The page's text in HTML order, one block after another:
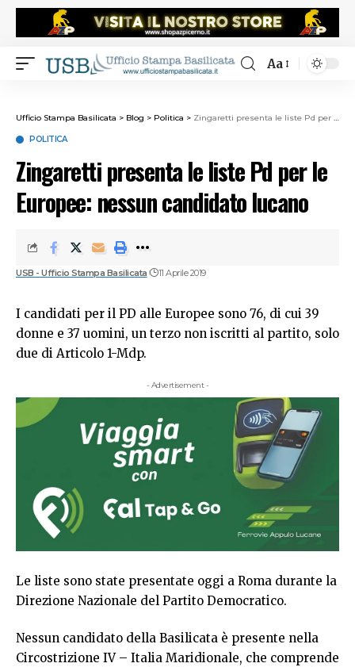
Aa
Ufficio Stampa Basilicata > Blog > Politica > Zingaretti presenta le liste Pd per le Europee: nessun candidato lucano
POLITICA
Zingaretti presenta le liste Pd per le
Europee: nessun candidato lucano
USB - Ufficio Stampa Basilicata 11 Aprile 2019
I candidati per il PD alle Europee sono 76, di cui 39
donne e 37 uomini, un terzo non iscritti al partito, solo
due di Articolo 1-Mdp.
- Advertisement -
Le liste sono state presentate oggi a Roma durante la
Direzione Nazionale del Partito Democratico.
Nessun candidato della Basilicata è presente nella
Circostrizione IV – Italia Maridionale, che comprende